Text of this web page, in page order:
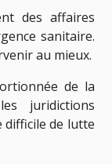
des affaires
sanitaire.
au mieux.
de la
juridictions
difficile de lutte